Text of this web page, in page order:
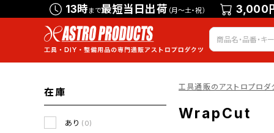
13時まで最短当日出荷 （月～土・祝） 3,000
在庫
あり (0)
工具通販のアストロプロダ
WrapCut